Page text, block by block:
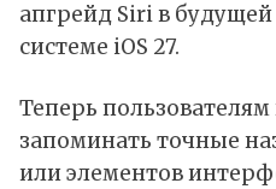
апгрейд Siri в
системе iOS 27.
Теперь
запоминать точные
или элементов